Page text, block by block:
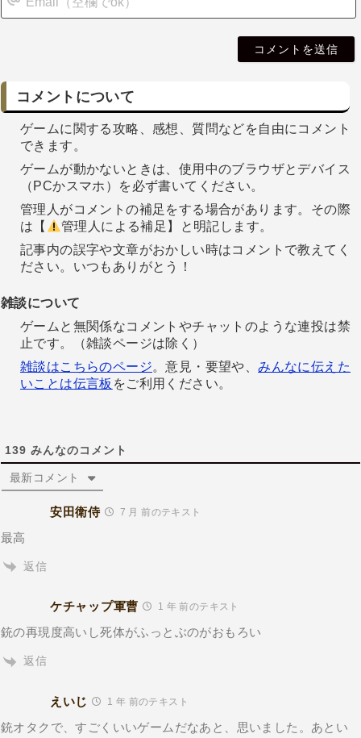
コメントについて
ゲームに関する攻略、感想、質問などを自由にコメント
できます。
ゲームが動かないときは、使用中のブラウザとデバイス
（PCかスマホ）を必ず書いてください。
管理人がコメントの補足をする場合があります。その際
は【
管理人による補足】と明記します。
記事内の誤字や文章がおかしい時はコメントで教えてく
ださい。いつもありがとう！
雑談について
ゲームと無関係なコメントやチャットのような連投は禁
止です。（雑談ページは除く）
雑談はこちらのページ。意見・要望や、みんなに伝えた
いことは伝言板 をご利用ください。
139 みんなのコメント
最新コメント
安田衛侍 7 月 前のテキスト
最高
返信
ケチャップ軍曹 1 年 前のテキスト
銃の再現度高いし死体がふっとぶのがおもろい
返信
えいじ 1 年 前のテキスト
銃オタクで、すごくいいゲームだなあと、思いました。あとい